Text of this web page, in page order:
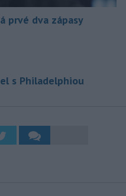
prvé dva zápasy
s Philadelphiou